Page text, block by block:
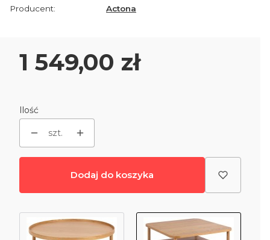
Producent:
Actona
Cena
1 549,00 zł
Ilość
szt.
Dodaj do koszyka